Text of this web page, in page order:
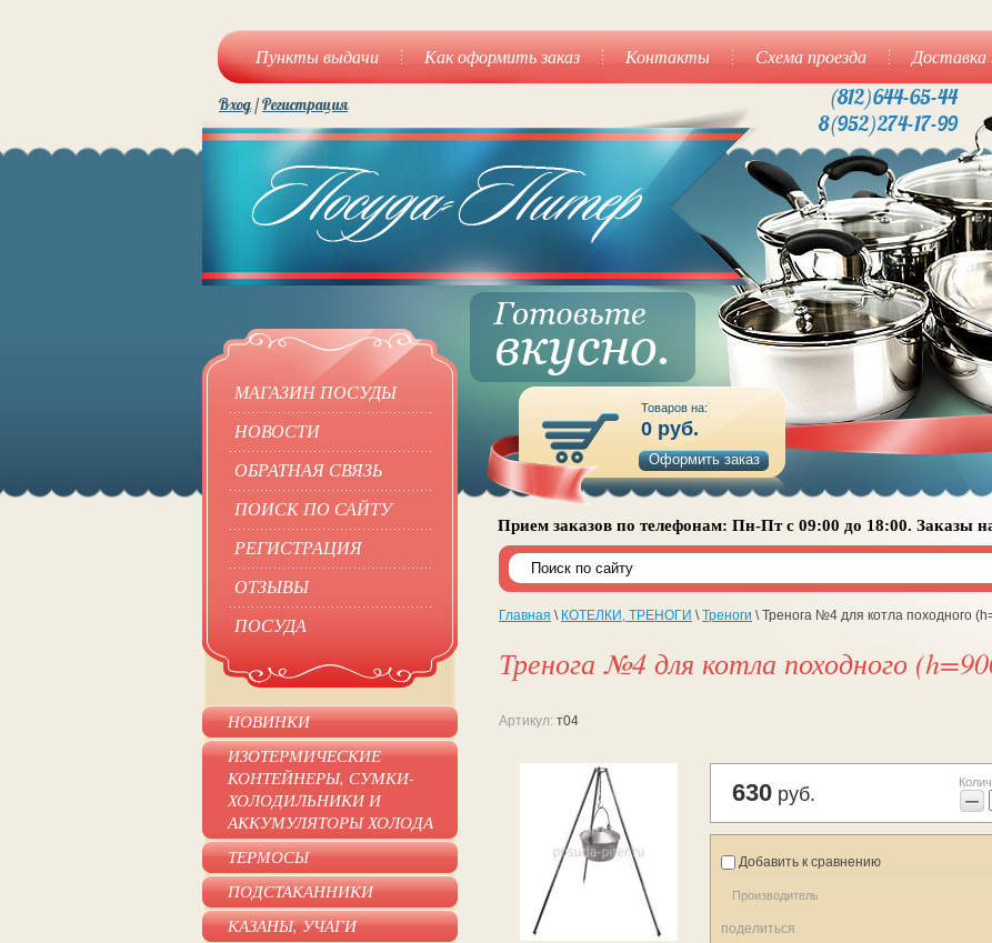
Товаров на:
0 руб.
Оформить заказ
(812)644-65-44
8(952)274-17-99
Пункты выдачи Как оформить заказ Контакты Схема проезда
Прием заказов по телефонам: Пн-Пт с 09:00 до 18:00. Заказы
Вход/Регистрация
Главная \ КОТЕЛКИ, ТРЕНОГИ \Треноги \ Тренога №4 для котла походного
Тренога №4 для котла походного
Артикул: т04
630 руб. −
Добавить к сравнению
Производитель
поделиться
МАГАЗИН ПОСУДЫ
НОВОСТИ
ОБРАТНАЯ СВЯЗЬ
ПОИСК ПО САЙТУ
РЕГИСТРАЦИЯ
ОТЗЫВЫ
ПОСУДА
НОВИНКИ
ИЗОТЕРМИЧЕСКИЕ
КОНТЕЙНЕРЫ, СУМКИ-
ХОЛОДИЛЬНИКИ И
АККУМУЛЯТОРЫ ХОЛОДА
ТЕРМОСЫ
ПОДСТАКАННИКИ
КАЗАНЫ, УЧАГИ